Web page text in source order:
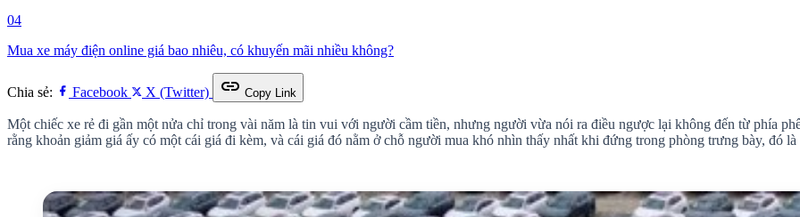
04
Mua xe máy điện online giá bao nhiêu, có khuyến mãi nhiều không?
Chia sẻ: Facebook X (Twitter) link Copy Link
Một chiếc xe rẻ đi gần một nửa chỉ trong vài năm là tin vui với người cầm tiền, nhưng người vừa nói ra điều ngược lại không đến từ phía
rằng khoản giảm giá ấy có một cái giá đi kèm, và cái giá đó nằm ở chỗ người mua khó nhìn thấy nhất khi đứng trong phòng trưng bày, đó